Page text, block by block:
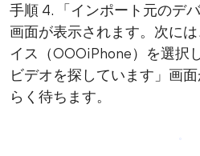
手順 4. 「インポート元のデ
画面が表示されます。次に
イス（○○○iPhone）を選択
ビデオを探しています」画
らく待ちます。